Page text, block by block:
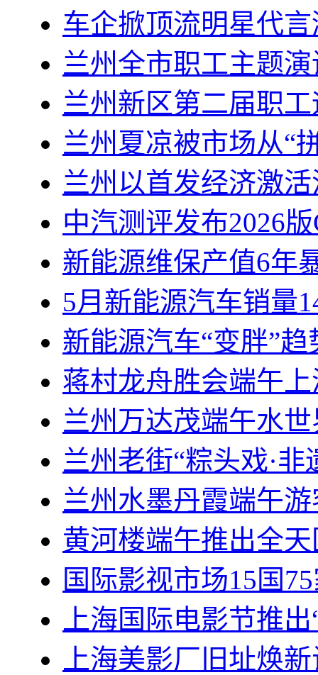
车企掀顶流明星代
兰州全市职工主题
兰州新区第二届职
兰州夏凉被市场从“
兰州以首发经济激
中汽测评发布2026
新能源维保产值6年
5月新能源汽车销量
新能源汽车“变胖”
蒋村龙舟胜会端午
兰州万达茂端午水
兰州老街“粽头戏·
兰州水墨丹霞端午
黄河楼端午推出全
国际影视市场15国
上海国际电影节推
上海美影厂旧址焕